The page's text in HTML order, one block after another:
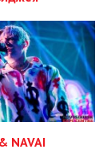
NAVAI